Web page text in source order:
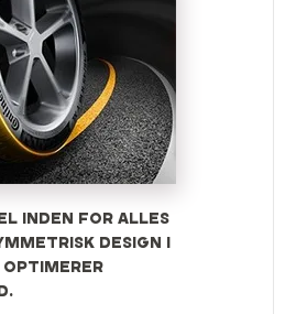
INDEN FOR ALLES
DESIGN I